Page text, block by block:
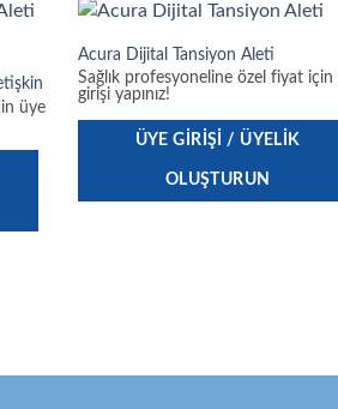
üye
Acura Dijital Tansiyon Aleti
Sağlık profesyoneline özel fiyat için
girişi yapınız!
ÜYE GIRIŞI / ÜYELIK
OLUŞTURUN